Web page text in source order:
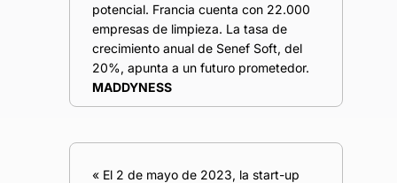
potencial. Francia cuenta con 22.000
empresas de limpieza. La tasa de
crecimiento anual de Senef Soft, del
20%, apunta a un futuro prometedor.
MADDYNESS
« El 2 de mayo de 2023, la start-up